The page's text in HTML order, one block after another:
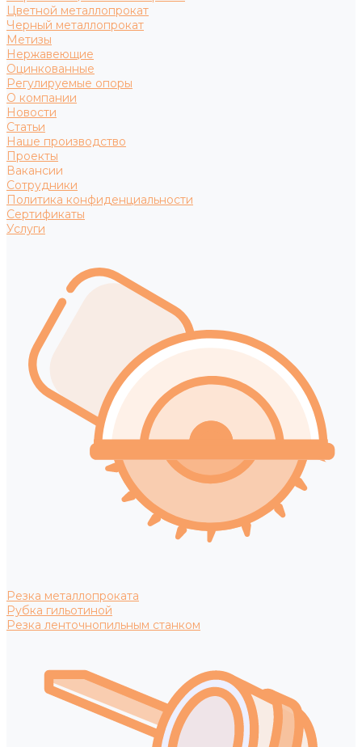
Цветной металлопрокат
Черный металлопрокат
Метизы
Нержавеющие
Оцинкованные
Регулируемые опоры
О компании
Новости
Статьи
Наше производство
Проекты
Вакансии
Сотрудники
Политика конфиденциальности
Сертификаты
Услуги
Резка металлопроката
Рубка гильотиной
Резка ленточнопильным станком